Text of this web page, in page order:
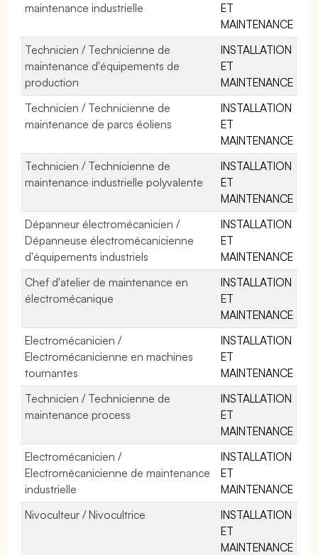
maintenance industrielle
ET
MAINTENANCE
Technicien / Technicienne de
maintenance d'équipements de
production
INSTALLATION
ET
MAINTENANCE
Technicien / Technicienne de
maintenance de parcs éoliens
INSTALLATION
ET
MAINTENANCE
Technicien / Technicienne de
maintenance industrielle polyvalente
INSTALLATION
ET
MAINTENANCE
Dépanneur électromécanicien /
Dépanneuse électromécanicienne
d'équipements industriels
INSTALLATION
ET
MAINTENANCE
Chef d'atelier de maintenance en
électromécanique
INSTALLATION
ET
MAINTENANCE
Electromécanicien /
Electromécanicienne en machines
tournantes
INSTALLATION
ET
MAINTENANCE
Technicien / Technicienne de
maintenance process
INSTALLATION
ET
MAINTENANCE
Electromécanicien /
Electromécanicienne de maintenance
industrielle
INSTALLATION
ET
MAINTENANCE
Nivoculteur / Nivocultrice
INSTALLATION
ET
MAINTENANCE